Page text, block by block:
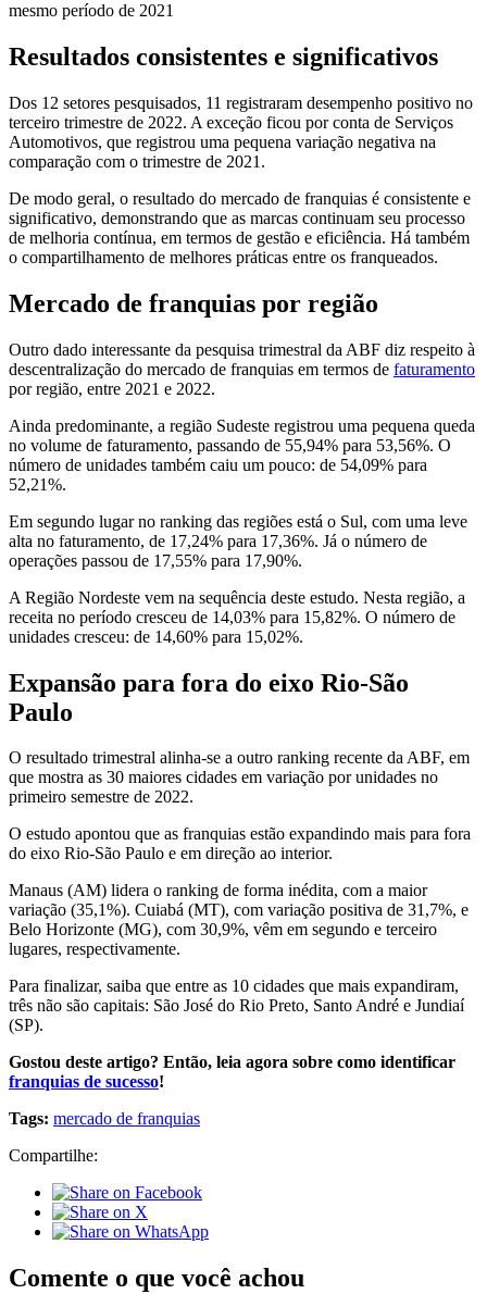
mesmo período de 2021
Resultados consistentes e significativos
Dos 12 setores pesquisados, 11 registraram desempenho positivo no
terceiro trimestre de 2022. A exceção ficou por conta de Serviços
Automotivos, que registrou uma pequena variação negativa na
comparação com o trimestre de 2021.
De modo geral, o resultado do mercado de franquias é consistente e
significativo, demonstrando que as marcas continuam seu processo
de melhoria contínua, em termos de gestão e eficiência. Há também
o compartilhamento de melhores práticas entre os franqueados.
Mercado de franquias por região
Outro dado interessante da pesquisa trimestral da ABF diz respeito à
descentralização do mercado de franquias em termos de faturamento
por região, entre 2021 e 2022.
Ainda predominante, a região Sudeste registrou uma pequena queda
no volume de faturamento, passando de 55,94% para 53,56%. O
número de unidades também caiu um pouco: de 54,09% para
52,21%.
Em segundo lugar no ranking das regiões está o Sul, com uma leve
alta no faturamento, de 17,24% para 17,36%. Já o número de
operações passou de 17,55% para 17,90%.
A Região Nordeste vem na sequência deste estudo. Nesta região, a
receita no período cresceu de 14,03% para 15,82%. O número de
unidades cresceu: de 14,60% para 15,02%.
Expansão para fora do eixo Rio-São
Paulo
O resultado trimestral alinha-se a outro ranking recente da ABF, em
que mostra as 30 maiores cidades em variação por unidades no
primeiro semestre de 2022.
O estudo apontou que as franquias estão expandindo mais para fora
do eixo Rio-São Paulo e em direção ao interior.
Manaus (AM) lidera o ranking de forma inédita, com a maior
variação (35,1%). Cuiabá (MT), com variação positiva de 31,7%, e
Belo Horizonte (MG), com 30,9%, vêm em segundo e terceiro
lugares, respectivamente.
Para finalizar, saiba que entre as 10 cidades que mais expandiram,
três não são capitais: São José do Rio Preto, Santo André e Jundiaí
(SP).
Gostou deste artigo? Então, leia agora sobre como identificar
franquias de sucesso!
Tags: mercado de franquias
Compartilhe:
Comente o que você achou